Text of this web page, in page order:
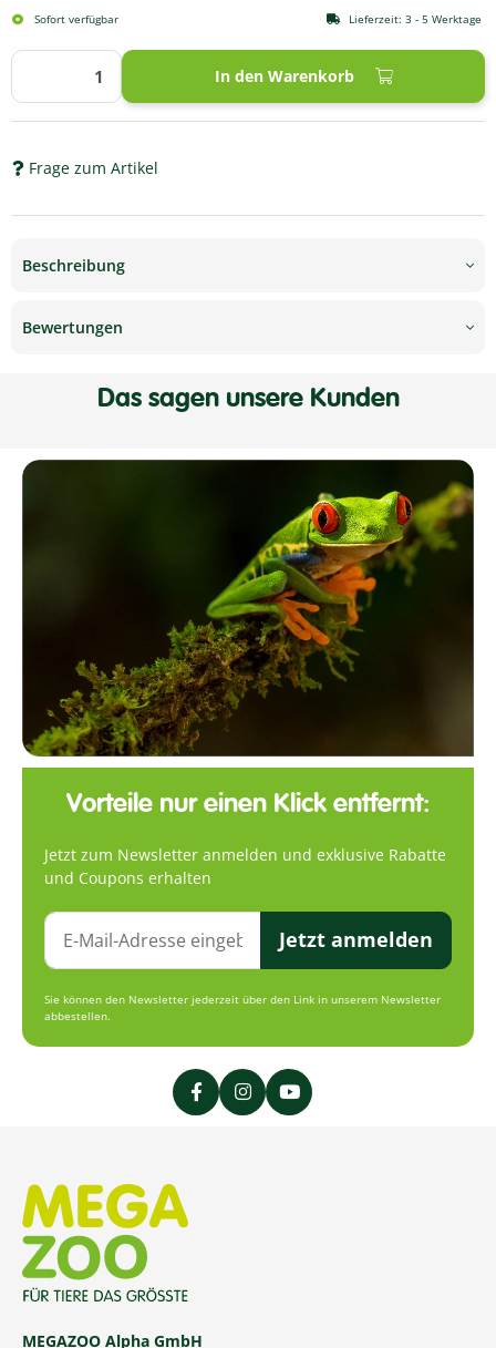
In den Warenkorb
Sofort verfügbar Lieferzeit: 3 - 5 Werktage
Frage zum Artikel
Beschreibung
Bewertungen
Das sagen unsere Kunden
Vorteile nur einen Klick entfernt:
Jetzt zum Newsletter anmelden und exklusive Rabatte
und Coupons erhalten
Jetzt anmelden
Sie können den Newsletter jederzeit über den Link in unserem Newsletter
abbestellen.
MEGAZOO Alpha GmbH